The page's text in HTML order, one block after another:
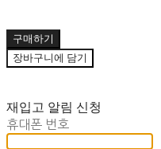
구매하기
장바구니에 담기
재입고 알림 신청
휴대폰 번호